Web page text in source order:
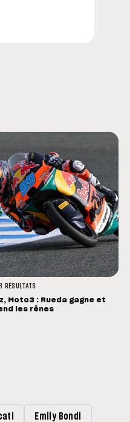
RÉSULTATS
Moto3 : Rueda gagne et
les rênes
Emily Bondi